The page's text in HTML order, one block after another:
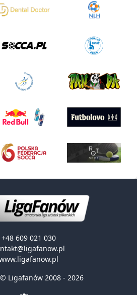
+48 609 021 030
Ligafanów 2008 - 2026